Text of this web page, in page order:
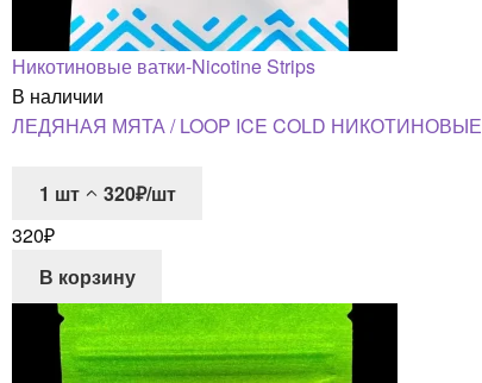
Никотиновые ватки-Nicotine Strips
В наличии
ЛЕДЯНАЯ МЯТА / LOOP ICE COLD
1 шт
320₽/шт
320₽
В корзину